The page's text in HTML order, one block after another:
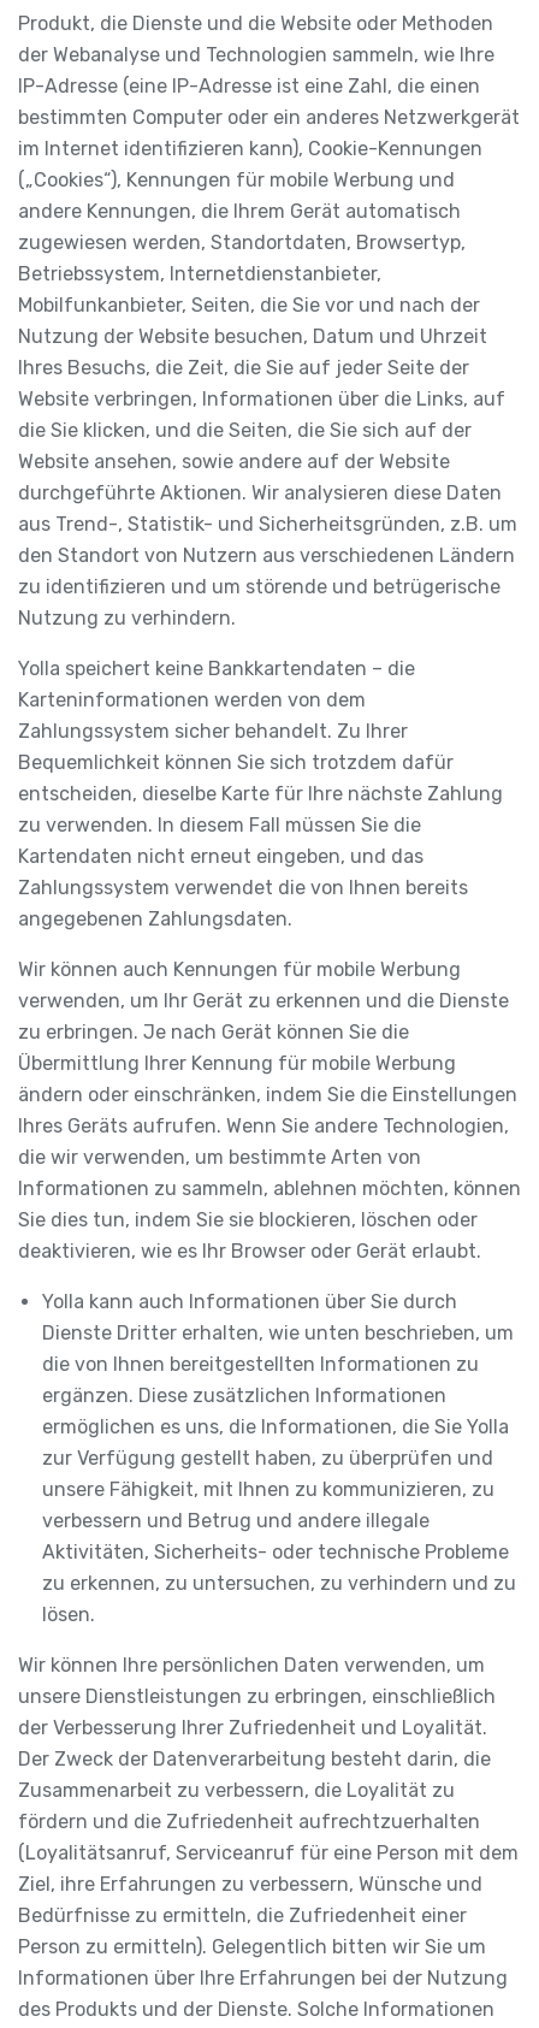
Produkt, die Dienste und die Website oder Methoden
der Webanalyse und Technologien sammeln, wie Ihre
IP-Adresse (eine IP-Adresse ist eine Zahl, die einen
bestimmten Computer oder ein anderes Netzwerkgerät
im Internet identifizieren kann), Cookie-Kennungen
(„Cookies“), Kennungen für mobile Werbung und
andere Kennungen, die Ihrem Gerät automatisch
zugewiesen werden, Standortdaten, Browsertyp,
Betriebssystem, Internetdienstanbieter,
Mobilfunkanbieter, Seiten, die Sie vor und nach der
Nutzung der Website besuchen, Datum und Uhrzeit
Ihres Besuchs, die Zeit, die Sie auf jeder Seite der
Website verbringen, Informationen über die Links, auf
die Sie klicken, und die Seiten, die Sie sich auf der
Website ansehen, sowie andere auf der Website
durchgeführte Aktionen. Wir analysieren diese Daten
aus Trend-, Statistik- und Sicherheitsgründen, z.B. um
den Standort von Nutzern aus verschiedenen Ländern
zu identifizieren und um störende und betrügerische
Nutzung zu verhindern.
Yolla speichert keine Bankkartendaten – die
Karteninformationen werden von dem
Zahlungssystem sicher behandelt. Zu Ihrer
Bequemlichkeit können Sie sich trotzdem dafür
entscheiden, dieselbe Karte für Ihre nächste Zahlung
zu verwenden. In diesem Fall müssen Sie die
Kartendaten nicht erneut eingeben, und das
Zahlungssystem verwendet die von Ihnen bereits
angegebenen Zahlungsdaten.
Wir können auch Kennungen für mobile Werbung
verwenden, um Ihr Gerät zu erkennen und die Dienste
zu erbringen. Je nach Gerät können Sie die
Übermittlung Ihrer Kennung für mobile Werbung
ändern oder einschränken, indem Sie die Einstellungen
Ihres Geräts aufrufen. Wenn Sie andere Technologien,
die wir verwenden, um bestimmte Arten von
Informationen zu sammeln, ablehnen möchten, können
Sie dies tun, indem Sie sie blockieren, löschen oder
deaktivieren, wie es Ihr Browser oder Gerät erlaubt.
Yolla kann auch Informationen über Sie durch
Dienste Dritter erhalten, wie unten beschrieben, um
die von Ihnen bereitgestellten Informationen zu
ergänzen. Diese zusätzlichen Informationen
ermöglichen es uns, die Informationen, die Sie Yolla
zur Verfügung gestellt haben, zu überprüfen und
unsere Fähigkeit, mit Ihnen zu kommunizieren, zu
verbessern und Betrug und andere illegale
Aktivitäten, Sicherheits- oder technische Probleme
zu erkennen, zu untersuchen, zu verhindern und zu
lösen.
Wir können Ihre persönlichen Daten verwenden, um
unsere Dienstleistungen zu erbringen, einschließlich
der Verbesserung Ihrer Zufriedenheit und Loyalität.
Der Zweck der Datenverarbeitung besteht darin, die
Zusammenarbeit zu verbessern, die Loyalität zu
fördern und die Zufriedenheit aufrechtzuerhalten
(Loyalitätsanruf, Serviceanruf für eine Person mit dem
Ziel, ihre Erfahrungen zu verbessern, Wünsche und
Bedürfnisse zu ermitteln, die Zufriedenheit einer
Person zu ermitteln). Gelegentlich bitten wir Sie um
Informationen über Ihre Erfahrungen bei der Nutzung
des Produkts und der Dienste. Solche Informationen